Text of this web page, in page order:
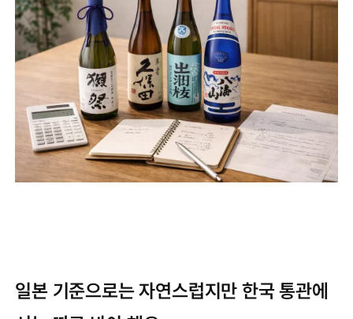
일본 기준으로는 자연스럽지만 한국 통관에